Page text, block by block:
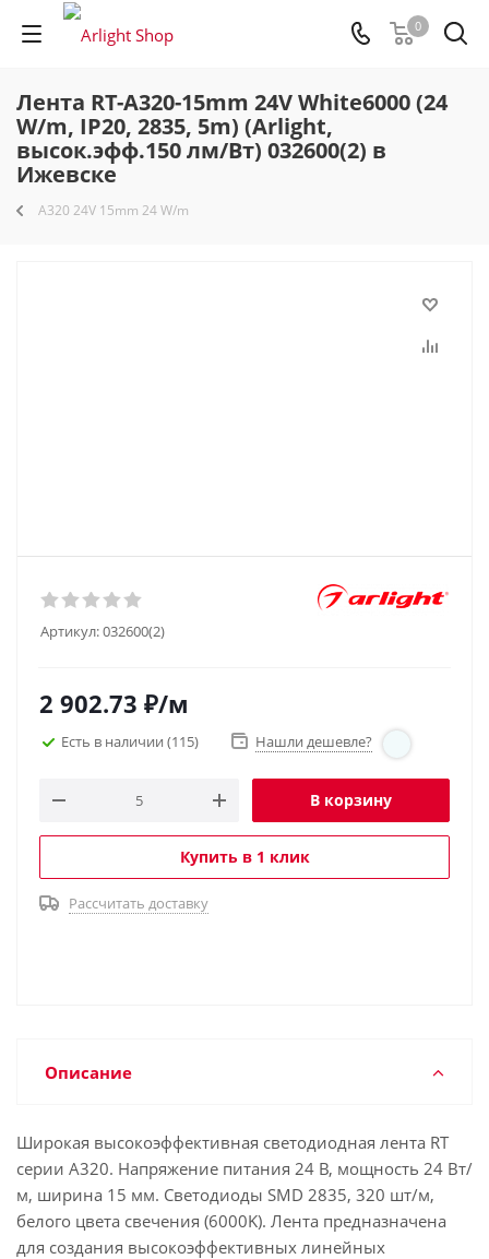
0
Лента RT-A320-15mm 24V White6000 (24
W/m, IP20, 2835, 5m) (Arlight,
высок.эфф.150 лм/Вт) 032600(2) в
Ижевске
A320 24V 15mm 24 W/m
Артикул:032600(2)
2 902.73 ₽/м
Есть в наличии (115) Нашли дешевле?
В корзину
Купить в 1 клик
Рассчитать доставку
Описание
Широкая высокоэффективная светодиодная лента RT
серии A320. Напряжение питания 24 В, мощность 24 Вт/
м, ширина 15 мм. Светодиоды SMD 2835, 320 шт/м,
белого цвета свечения (6000K). Лента предназначена
для создания высокоэффективных линейных